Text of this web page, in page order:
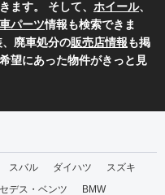
ます。 そして、 ホイール、
車パーツ情報も検索できま
廃車処分の販売店情報も掲
望にあった物件がきっと見
スバル ダイハツ
スズキ
デス・ベンツ
BMW